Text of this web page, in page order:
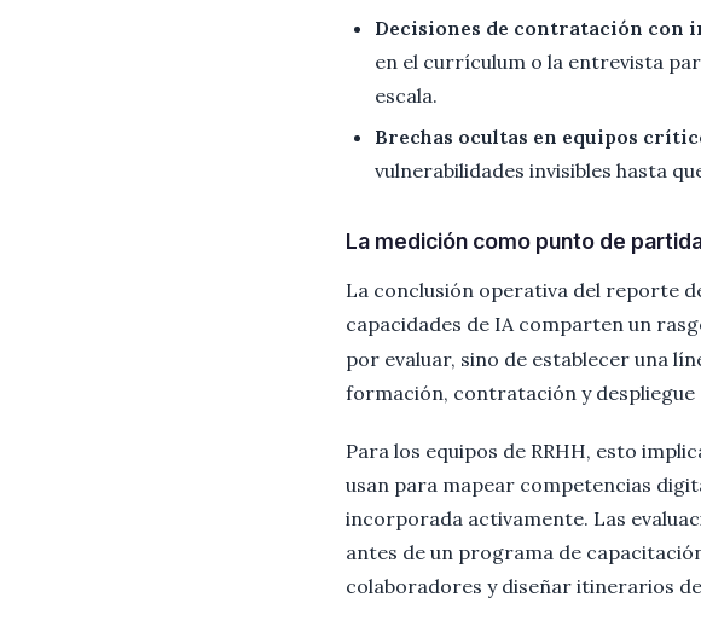
Decisiones de contratación con
en el currículum o la entrevista
escala.
Brechas ocultas en equipos
vulnerabilidades invisibles hasta
La medición como punto de
La conclusión operativa del reporte
capacidades de IA comparten un
por evaluar, sino de establecer una
formación, contratación y
Para los equipos de RRHH, esto
usan para mapear competencias
incorporada activamente. Las
antes de un programa de
colaboradores y diseñar itinerarios